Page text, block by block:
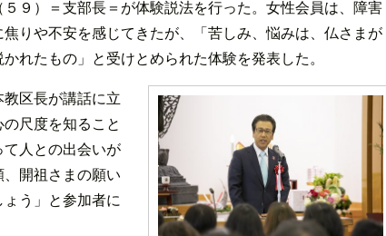
９）＝支部長＝が体験説法を行った。女性会員は、障害
りや不安を感じてきたが、「苦しみ、悩みは、仏さまが
れたもの」と受けとめられた体験を発表した。
区長が講話に立
尺度を知ること
人との出会いが
開祖さまの願い
う」と参加者に